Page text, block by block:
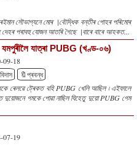
সৌভাগ্যনে মোৰ |বৌদ্ধিক বন্তীৰ পোহৰ পৰিমোৰ
দেহৰ পৰাবহু যোজন আতৰি গৈছে |বাৰে বাৰে আহকত...
যাত্ৰা PUBG (খণ্ড-০৬)
09-18
🔖প্ৰবন্ধ
ৰেলৱে ট্ৰেকত বহি PUBG খেলি আছিল ৷ এইফালে
গমকে পোৱা নাছিল যিহেতু দুয়ো PUBG গেম
07-19